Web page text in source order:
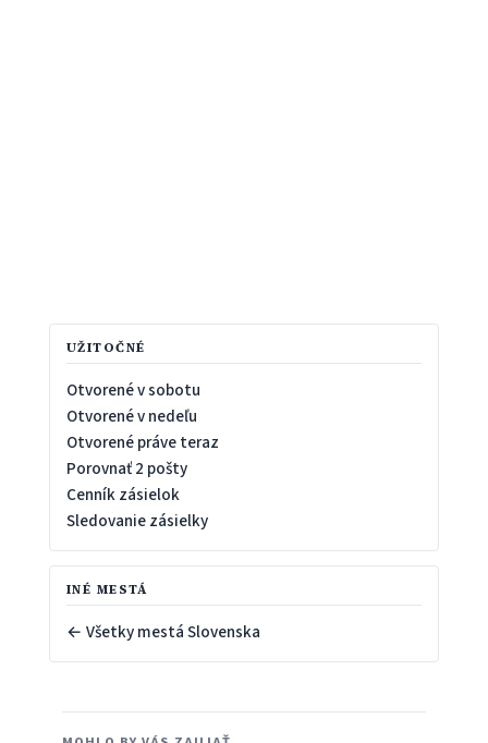
UŽITOČNÉ
Otvorené v sobotu
Otvorené v nedeľu
Otvorené práve teraz
Porovnať 2 pošty
Cenník zásielok
Sledovanie zásielky
INÉ MESTÁ
← Všetky mestá Slovenska